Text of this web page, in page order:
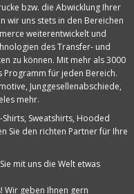
bzw. die Abwicklung Ihrer
wir uns stets in den Bereichen
weiterentwickelt und
des Transfer- und
zu können. Mit mehr als 3000
für jeden Bereich.
Junggesellenabschiede,
mehr.
Sweatshirts, Hooded
Sie den richten Partner für Ihre
mit uns die Welt etwas
Wir geben Ihnen gern